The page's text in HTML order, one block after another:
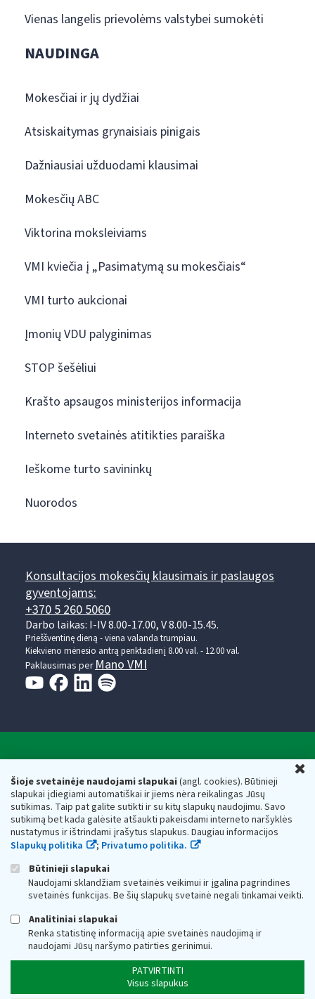
Šioje svetainėje naudojami slapukai(angl. cookies). Būtinieji
slapukai įdiegiami automatiškai ir jiems nėra reikalingas Jūsų
sutikimas. Taip pat galite sutikti ir su kitų slapukų naudojimu. Savo
sutikimą bet kada galėsite atšaukti pakeisdami interneto naršyklės
nustatymus ir ištrindami įrašytus slapukus. Daugiau informacijos
Slapukų politika
; Privatumo politika.
Būtinieji slapukai
Naudojami sklandžiam svetainės veikimui ir įgalina pagrindines
svetainės funkcijas. Be šių slapukų svetainė negali tinkamai veikti.
Analitiniai slapukai
Renka statistinę informaciją apie svetainės naudojimą ir
naudojami Jūsų naršymo patirties gerinimui.
PATVIRTINTI
Visus slapukus
Vienas langelis prievolėms valstybei sumokėti
NAUDINGA
Mokesčiai ir jų dydžiai
Atsiskaitymas grynaisiais pinigais
Dažniausiai užduodami klausimai
Mokesčių ABC
Viktorina moksleiviams
VMI kviečia į „Pasimatymą su mokesčiais“
VMI turto aukcionai
Įmonių VDU palyginimas
STOP šešėliui
Krašto apsaugos ministerijos informacija
Interneto svetainės atitikties paraiška
Ieškome turto savininkų
Nuorodos
Konsultacijos mokesčių klausimais ir paslaugos
gyventojams:
+370 5 260 5060
Darbo laikas: I-IV 8.00-17.00, V 8.00-15.45.
Prieššventinę dieną - viena valanda trumpiau.
Kiekvieno mėnesio antrą penktadienį 8.00 val. - 12.00 val.
Paklausimas per Mano VMI
Respublikos finansų ministerijos
Biudžetinė įstaiga. Juridinio asmens kodas — 188659752,
adresas: Vasario 16-osios g. 14, 01107 Vilnius, Lietuva, el.paštas:
vmi@vmi.lt, E. pristatymo dėžutės adresas 188659752
Duomenys apie Valstybinę mokesčių inspekciją prie Lietuvos
Respublikos finansų ministerijos kaupiami ir saugomi Juridinių